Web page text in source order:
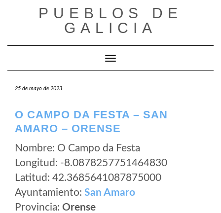
PUEBLOS DE
GALICIA
Cambiar modo de navegación
25 de mayo de 2023
O CAMPO DA FESTA – SAN
AMARO – ORENSE
Nombre: O Campo da Festa
Longitud: -8.0878257751464830
Latitud: 42.3685641087875000
Ayuntamiento: San Amaro
Provincia: Orense